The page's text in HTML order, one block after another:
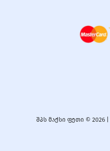
შპს მაქსი ფეთი © 2026 |